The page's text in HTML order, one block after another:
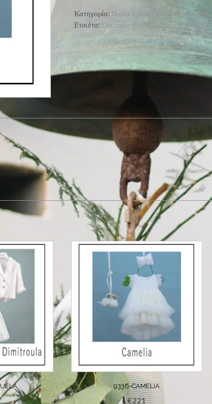
Κατηγορία: Παιδικά ρούχα βάπτισης - Κορίτσι
Ετικέτα: Στις τιμές συμπεριλαμβάνεται ο Φ.Π.Α.
9336-CAMELIA
€221